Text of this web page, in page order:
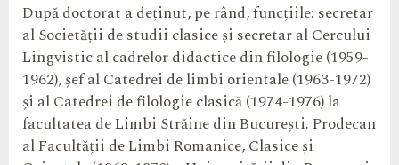
După doctorat a deținut, pe rând, funcțiile: secretar
al Societății de studii clasice și secretar al Cercului
Lingvistic al cadrelor didactice din filologie (1959-
1962), șef al Catedrei de limbi orientale (1963-1972)
și al Catedrei de filologie clasică (1974-1976) la
facultatea de Limbi Străine din București. Prodecan
al Facultății de Limbi Romanice, Clasice și